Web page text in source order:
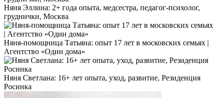
Няня Эллина: 2+ года опыта, медсестра, педагог-психолог,
груднички, Москва
Няня-помощница Татьяна: опыт 17 лет в московских семьях |
Агентство «Один дома»
Няня Светлана: 16+ лет опыта, уход, развитие, Резиденция
Росинка